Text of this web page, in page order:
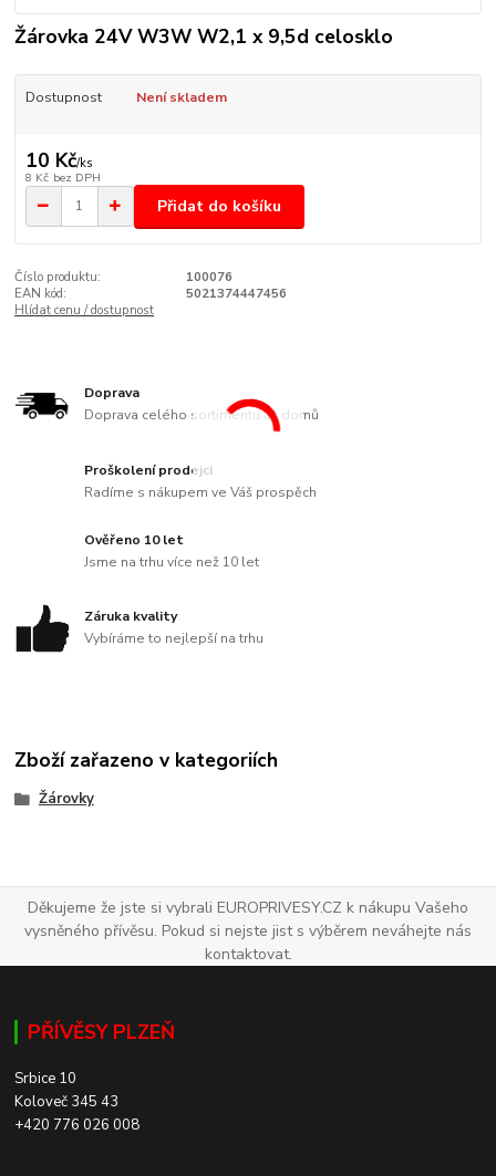
Žárovka 24V W3W W2,1 x 9,5d celosklo
Dostupnost Není skladem
10 Kč/ks
8 Kč bez DPH
Přidat do košíku
Číslo produktu:
100076
EAN kód:
5021374447456
Hlídat cenu / dostupnost
Doprava
Doprava celého sortimentu až domů
Proškolení prodejci
Radíme s nákupem ve Váš prospěch
Ověřeno 10 let
Jsme na trhu více než 10 let
Záruka kvality
Vybíráme to nejlepší na trhu
Zboží zařazeno v kategoriích
Žárovky
Děkujeme že jste si vybrali EUROPRIVESY.CZ k nákupu Vašeho
vysněného přívěsu. Pokud si nejste jist s výběrem neváhejte nás
kontaktovat.
PŘÍVĚSY PLZEŇ
Srbice 10
Koloveč 345 43
+420 776 026 008